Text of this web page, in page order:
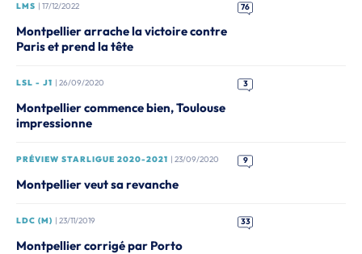
LMS | 17/12/2022 76
Montpellier arrache la victoire contre
Paris et prend la tête
LSL - J1 | 26/09/2020 3
Montpellier commence bien, Toulouse
impressionne
PRÉVIEW STARLIGUE 2020-2021 | 23/09/2020 9
Montpellier veut sa revanche
LDC (M) | 23/11/2019 33
Montpellier corrigé par Porto